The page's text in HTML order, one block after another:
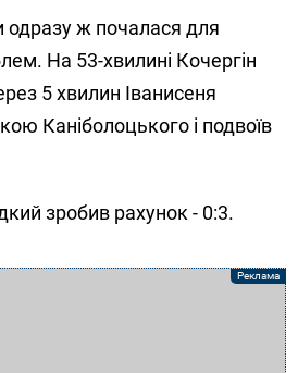
одразу ж почалася для
На 53-хвилині Кочергін
5 хвилин Іванисеня
Каніболоцького і подвоїв
зробив рахунок - 0:3.